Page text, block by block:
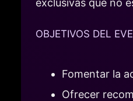
exclusivas que no
OBJETIVOS DEL
Fomentar la
Ofrecer